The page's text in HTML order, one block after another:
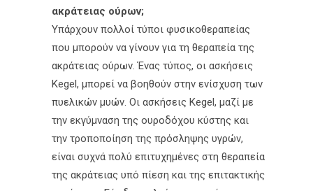
ακράτειας ούρων;
Υπάρχουν πολλοί τύποι φυσικοθεραπείας
που μπορούν να γίνουν για τη θεραπεία της
ακράτειας ούρων. Ένας τύπος, οι ασκήσεις
Kegel, μπορεί να βοηθούν στην ενίσχυση των
πυελικών μυών. Οι ασκήσεις Kegel, μαζί με
την εκγύμναση της ουροδόχου κύστης και
την τροποποίηση της πρόσληψης υγρών,
είναι συχνά πολύ επιτυχημένες στη θεραπεία
της ακράτειας υπό πίεση και της επιτακτικής